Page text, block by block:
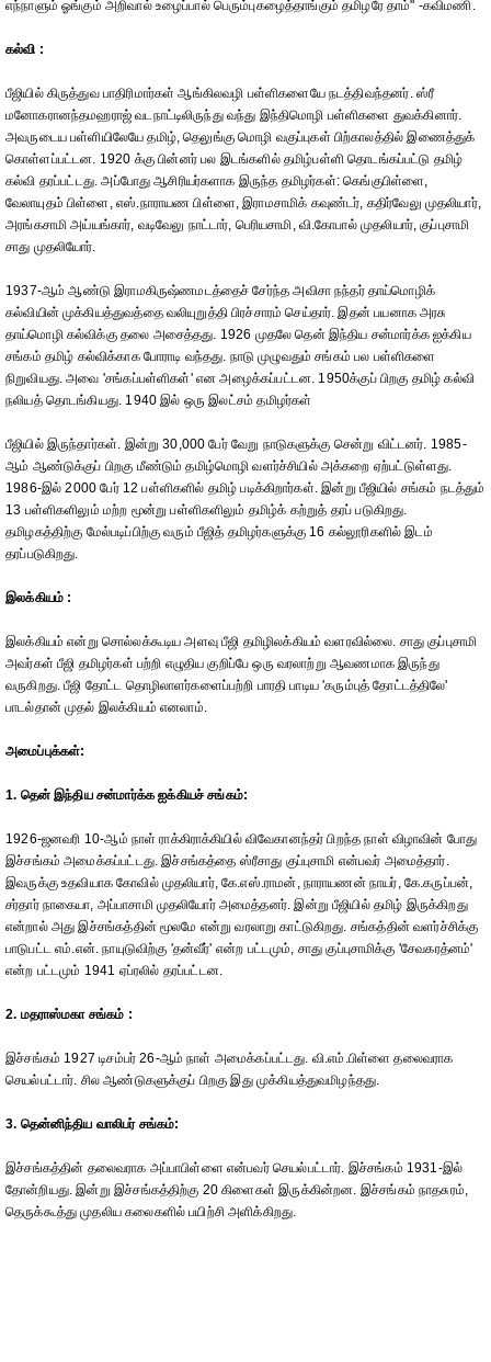
எந்நாளும் ஓங்கும் அறிவால் உழைப்பால் பெரும்புகழைத்தாங்கும் தமிழரே தாம்" -கவிமணி.
கல்வி :
பீஜியில் கிருத்துவ பாதிரிமார்கள் ஆங்கிலவழி பள்ளிகளையே நடத்திவந்தனர். ஸ்ரீ
மனோகரானந்தமஹராஜ் வடநாட்டிலிருந்து வந்து இந்திமொழி பள்ளிகளை துவக்கினார்.
அவருடைய பள்ளியிலேயே தமிழ், தெலுங்கு மொழி வகுப்புகள் பிற்காலத்தில் இணைத்துக்
கொள்ளப்பட்டன. 1920 க்கு பின்னர் பல இடங்களில் தமிழ்பள்ளி தொடங்கப்பட்டு தமிழ்
கல்வி தரப்பட்டது. அப்போது ஆசிரியர்களாக இருந்த தமிழர்கள்: கெங்குபிள்ளை,
வேலாயுதம் பிள்ளை, எஸ்.நாராயண பிள்ளை, இராமசாமிக் கவுண்டர், கதிர்வேலு முதலியார்,
அரங்கசாமி அய்யங்கார், வடிவேலு நாட்டார், பெரியசாமி, வி.கோபால் முதலியார், குப்புசாமி
சாது முதலியோர்.
1937-ஆம் ஆண்டு இராமகிருஷ்ணமடத்தைச் சேர்ந்த அவிசா நந்தர் தாய்மொழிக்
கல்வியின் முக்கியத்துவத்தை வலியுறுத்தி பிரச்சாரம் செய்தார். இதன் பயனாக அரசு
தாய்மொழி கல்விக்கு தலை அசைத்தது. 1926 முதலே தென் இந்திய சன்மார்க்க ஐக்கிய
சங்கம் தமிழ் கல்விக்காக போராடி வந்தது. நாடு முழுவதும் சங்கம் பல பள்ளிகளை
நிறுவியது. அவை 'சங்கப்பள்ளிகள்' என அழைக்கப்பட்டன. 1950க்குப் பிறகு தமிழ் கல்வி
நலியத் தொடங்கியது. 1940 இல் ஒரு இலட்சம் தமிழர்கள்
பீஜியில் இருந்தார்கள். இன்று 30,000 பேர் வேறு நாடுகளுக்கு சென்று விட்டனர். 1985-
ஆம் ஆண்டுக்குப் பிறகு மீண்டும் தமிழ்மொழி வளர்ச்சியில் அக்கறை ஏற்பட்டுள்ளது.
1986-இல் 2000 பேர் 12 பள்ளிகளில் தமிழ் படிக்கிறார்கள். இன்று பீஜியில் சங்கம் நடத்தும்
13 பள்ளிகளிலும் மற்ற மூன்று பள்ளிகளிலும் தமிழ்க் கற்றுத் தரப் படுகிறது.
தமிழகத்திற்கு மேல்படிப்பிற்கு வரும் பீஜித் தமிழர்களுக்கு 16 கல்லூரிகளில் இடம்
தரப்படுகிறது.
இலக்கியம் :
இலக்கியம் என்று சொல்லக்கூடிய அளவு பீஜி தமிழிலக்கியம் வளரவில்லை. சாது குப்புசாமி
அவர்கள் பீஜி தமிழர்கள் பற்றி எழுதிய குறிப்பே ஒரு வரலாற்று ஆவணமாக இருந்து
வருகிறது. பீஜி தோட்ட தொழிலாளர்களைப்பற்றி பாரதி பாடிய 'கரும்புத் தோட்டத்திலே'
பாடல்தான் முதல் இலக்கியம் எனலாம்.
அமைப்புக்கள்:
1. தென் இந்திய சன்மார்க்க ஐக்கியச் சங்கம்:
1926-ஜனவரி 10-ஆம் நாள் ராக்கிராக்கியில் விவேகானந்தர் பிறந்த நாள் விழாவின் போது
இச்சங்கம் அமைக்கப்பட்டது. இச்சங்கத்தை ஸ்ரீசாது குப்புசாமி என்பவர் அமைத்தார்.
இவருக்கு உதவியாக கோவில் முதலியார், கே.எஸ்.ராமன், நாராயணன் நாயர், கே.கருப்பன்,
சர்தார் நாகையா, அப்பாசாமி முதலியோர் அமைத்தனர். இன்று பீஜியில் தமிழ் இருக்கிறது
என்றால் அது இச்சங்கத்தின் மூலமே என்று வரலாறு காட்டுகிறது. சங்கத்தின் வளர்ச்சிக்கு
பாடுபட்ட எம்.என். நாயுடுவிற்கு 'தன்வீர்' என்ற பட்டமும், சாது குப்புசாமிக்கு 'சேவகரத்னம்'
என்ற பட்டமும் 1941 ஏப்ரலில் தரப்பட்டன.
2. மதராஸ்மகா சங்கம் :
இச்சங்கம் 1927 டிசம்பர் 26-ஆம் நாள் அமைக்கப்பட்டது. வி.எம்.பிள்ளை தலைவராக
செயல்பட்டார். சில ஆண்டுகளுக்குப் பிறகு இது முக்கியத்துவமிழந்தது.
3. தென்னிந்திய வாலிபர் சங்கம்:
இச்சங்கத்தின் தலைவராக அப்பாபிள்ளை என்பவர் செயல்பட்டார். இச்சங்கம் 1931-இல்
தோன்றியது. இன்று இச்சங்கத்திற்கு 20 கிளைகள் இருக்கின்றன. இச்சங்கம் நாதசுரம்,
தெருக்கூத்து முதலிய கலைகளில் பயிற்சி அளிக்கிறது.